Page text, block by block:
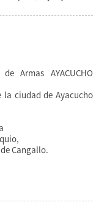
Armas AYACUCHO
la ciudad de Ayacucho
Cangallo.